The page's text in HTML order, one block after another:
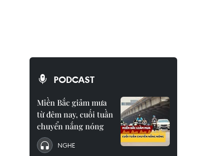
PODCAST
Miền Bắc giảm mưa
từ đêm nay, cuối tuần
chuyển nắng nóng
NGHE